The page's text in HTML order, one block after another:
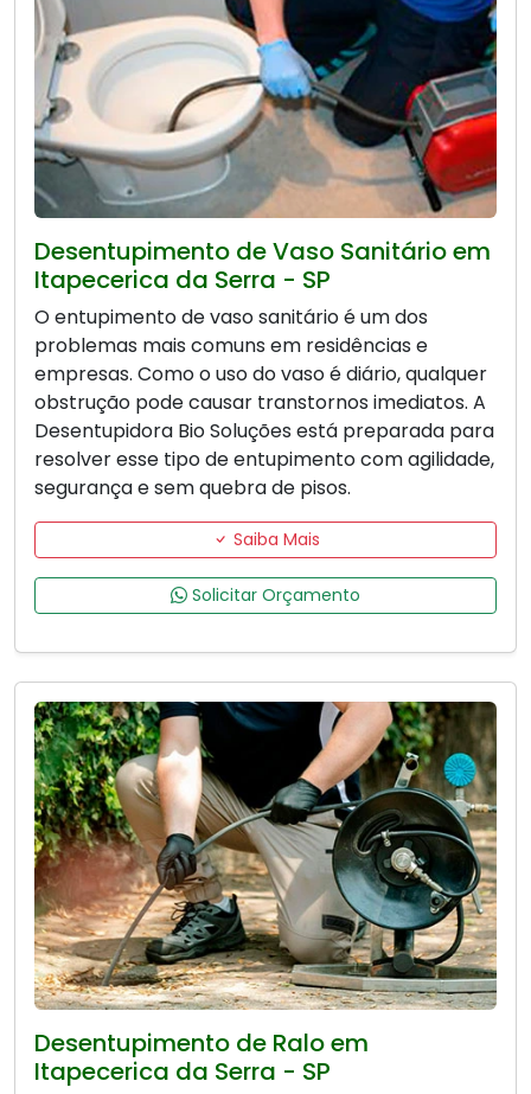
Desentupimento de Vaso Sanitário em
Itapecerica da Serra - SP
O entupimento de vaso sanitário é um dos
problemas mais comuns em residências e
empresas. Como o uso do vaso é diário, qualquer
obstrução pode causar transtornos imediatos. A
Desentupidora Bio Soluções está preparada para
resolver esse tipo de entupimento com agilidade,
segurança e sem quebra de pisos.
Saiba Mais
Solicitar Orçamento
Desentupimento de Ralo em
Itapecerica da Serra - SP